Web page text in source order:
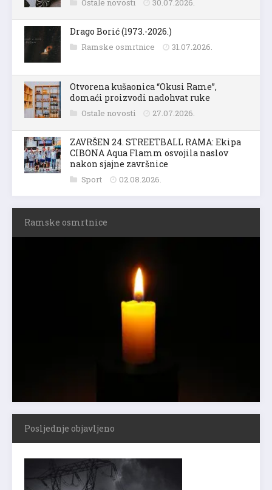
Ostale novosti 30.07.2026.
Drago Borić (1973.-2026.)
Ramske osmrtnice 31.07.2026.
Otvorena kušaonica “Okusi Rame”,
domaći proizvodi nadohvat ruke
Ostale novosti 27.07.2026.
ZAVRŠEN 24. STREETBALL RAMA: Ekipa
CIBONA Aqua Flamm osvojila naslov
nakon sjajne završnice
Sport 02.08.2026.
Ramske osmrtnice
Posljednje objavljeno